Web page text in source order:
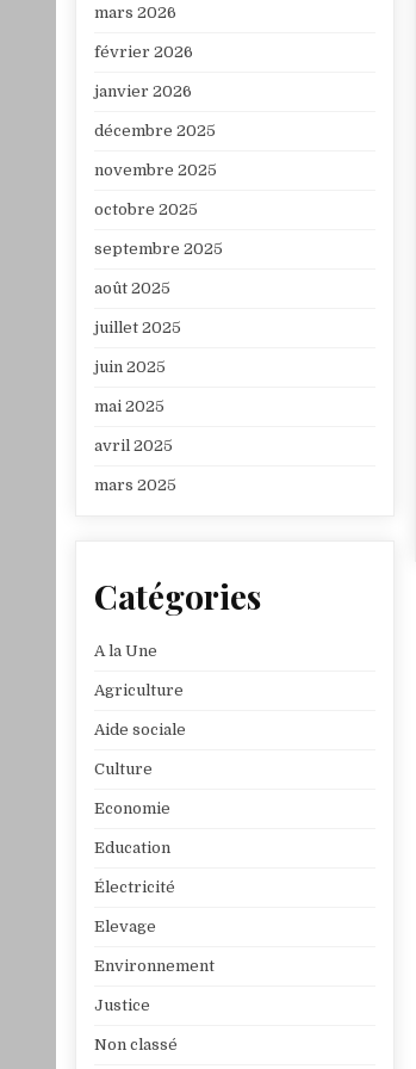
mars 2026
février 2026
janvier 2026
décembre 2025
novembre 2025
octobre 2025
septembre 2025
août 2025
juillet 2025
juin 2025
mai 2025
avril 2025
mars 2025
Catégories
A la Une
Agriculture
Aide sociale
Culture
Economie
Education
Électricité
Elevage
Environnement
Justice
Non classé